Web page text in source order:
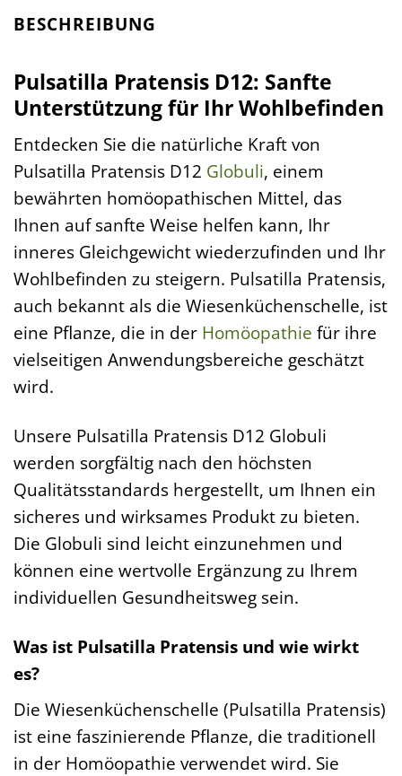
BESCHREIBUNG
Pulsatilla Pratensis D12: Sanfte
Unterstützung für Ihr Wohlbefinden
Entdecken Sie die natürliche Kraft von
Pulsatilla Pratensis D12 Globuli, einem
bewährten homöopathischen Mittel, das
Ihnen auf sanfte Weise helfen kann, Ihr
inneres Gleichgewicht wiederzufinden und Ihr
Wohlbefinden zu steigern. Pulsatilla Pratensis,
auch bekannt als die Wiesenküchenschelle, ist
eine Pflanze, die in der Homöopathie für ihre
vielseitigen Anwendungsbereiche geschätzt
wird.
Unsere Pulsatilla Pratensis D12 Globuli
werden sorgfältig nach den höchsten
Qualitätsstandards hergestellt, um Ihnen ein
sicheres und wirksames Produkt zu bieten.
Die Globuli sind leicht einzunehmen und
können eine wertvolle Ergänzung zu Ihrem
individuellen Gesundheitsweg sein.
Was ist Pulsatilla Pratensis und wie wirkt
es?
Die Wiesenküchenschelle (Pulsatilla Pratensis)
ist eine faszinierende Pflanze, die traditionell
in der Homöopathie verwendet wird. Sie